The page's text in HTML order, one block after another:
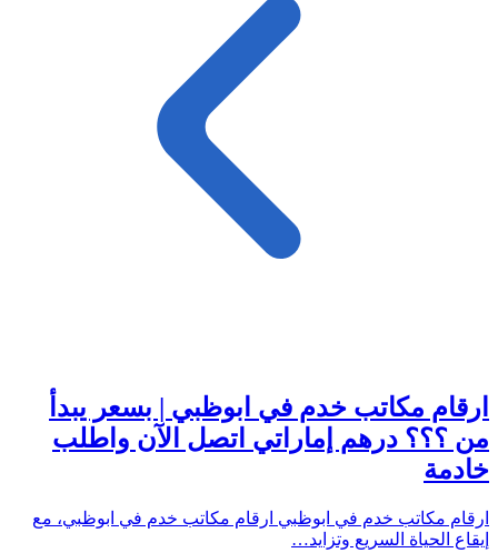
ارقام مكاتب خدم في ابوظبي | بسعر يبدأ
من ؟؟؟ درهم إماراتي اتصل الآن واطلب
خادمة
ارقام مكاتب خدم في ابوظبي ارقام مكاتب خدم في ابوظبي، مع
إيقاع الحياة السريع وتزايد…